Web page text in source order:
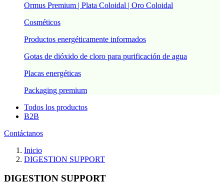
Ormus Premium | Plata Coloidal | Oro Coloidal
Cosméticos
Productos energéticamente informados
Gotas de dióxido de cloro para purificación de agua
Placas energéticas
Packaging premium
Todos los productos
B2B
Contáctanos
Inicio
DIGESTION SUPPORT
DIGESTION SUPPORT